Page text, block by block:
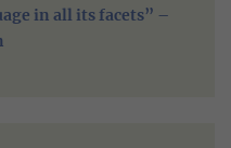
in all its facets” –